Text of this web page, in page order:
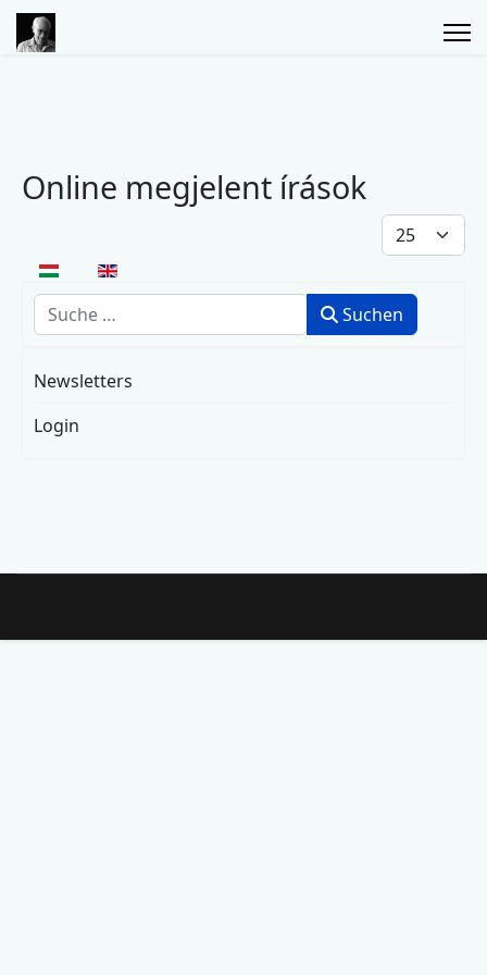
Online megjelent írások
Anzeige #
Sprache auswählen
Suchen
Suchen
Newsletters
Login